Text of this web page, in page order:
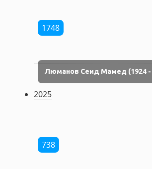
1748
Люманов Сеид Мамед (1924 -
2025
738